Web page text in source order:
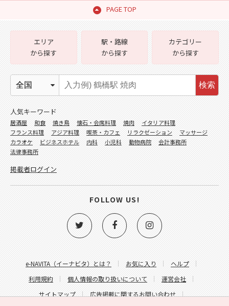
PAGE TOP
e-NAVITA（イーナビタ）とは？ お気に入り
ヘルプ
利用規約
個人情報の取り扱いについて
運営会社
サイトマップ
広告掲載に関するお問い合わせ
エリア
から探す
駅・路線
から探す
カテゴリー
から探す
検索
人気キーワード
居酒屋 和食 焼き鳥 懐石・会席料理 焼肉
イタリア料理
フランス料理
アジア料理 喫茶・カフェ リラクゼーション
マッサージ
カラオケ
ビジネスホテル 内科 小児科 動物病院
会計事務所
法律事務所
掲載者ログイン
FOLLOW US!